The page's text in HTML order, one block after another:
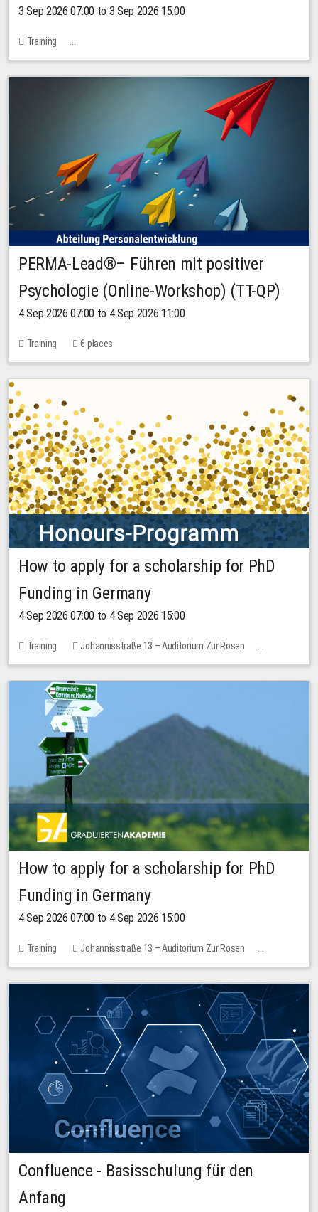
3 Sep 2026 07:00 to 3 Sep 2026 15:00
Training
Bachstraße 18k - SR 102 (Seminarraum Servicestelle LehreLernen)
PERMA-Lead®– Führen mit positiver
Psychologie (Online-Workshop) (TT-QP)
4 Sep 2026 07:00 to 4 Sep 2026 11:00
Training 6 places
How to apply for a scholarship for PhD
Funding in Germany
4 Sep 2026 07:00 to 4 Sep 2026 15:00
Training
Johannisstraße 13 – Auditorium Zur Rosen
No free places
How to apply for a scholarship for PhD
Funding in Germany
4 Sep 2026 07:00 to 4 Sep 2026 15:00
Training
Johannisstraße 13 – Auditorium Zur Rosen
7 places
10.00 EUR
Confluence - Basisschulung für den
Anfang